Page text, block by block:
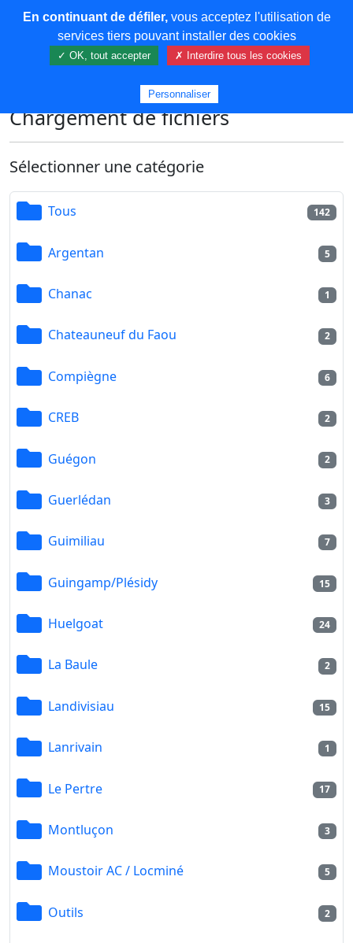
COREMA
Chargement de fichiers
Sélectionner une catégorie
Tous 142
Argentan 5
Chanac 1
Chateauneuf du Faou 2
Compiègne 6
CREB 2
Guégon 2
Guerlédan 3
Guimiliau 7
Guingamp/Plésidy 15
Huelgoat 24
La Baule 2
Landivisiau 15
Lanrivain 1
Le Pertre 17
Montluçon 3
Moustoir AC / Locminé 5
Outils 2
En continuant de défiler,vous acceptez l'utilisation de
services tiers pouvant installer des cookies
✓ OK, tout accepter ✗ Interdire tous les cookies
Personnaliser